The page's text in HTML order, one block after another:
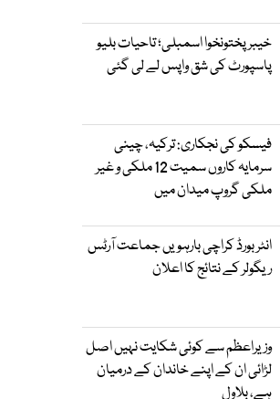
خیبرپختونخوا اسمبلی؛ تاحیات بلیو
پاسپورٹ کی شق واپس لے لی گئی
فیسکو کی نجکاری: ترکیہ، چینی
سرمایہ کاروں سمیت 12 ملکی و غیر
ملکی گروپ میدان میں
انٹر بورڈ کراچی بارہویں جماعت آرٹس
ریگولر کے نتائج کا اعلان
وزیراعظم سے کوئی شکایت نہیں اصل
لڑائی ان کے اپنے خاندان کے درمیان
ہے، بلاول